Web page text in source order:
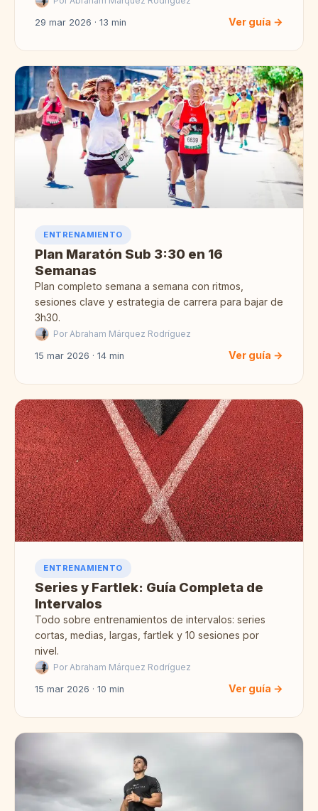
29 mar 2026 · 13 min Ver guía →
ENTRENAMIENTO
Plan Maratón Sub 3:30 en 16
Semanas
Plan completo semana a semana con ritmos,
sesiones clave y estrategia de carrera para bajar de
3h30.
Por Abraham Márquez Rodríguez
15 mar 2026 · 14 min Ver guía →
ENTRENAMIENTO
Series y Fartlek: Guía Completa de
Intervalos
Todo sobre entrenamientos de intervalos: series
cortas, medias, largas, fartlek y 10 sesiones por
nivel.
Por Abraham Márquez Rodríguez
15 mar 2026 · 10 min Ver guía →